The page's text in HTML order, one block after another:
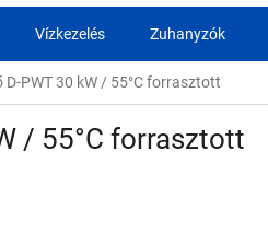
Vízkezelés Zuhanyzók
D-PWT 30 kW / 55°C forrasztott
/ 55°C forrasztott